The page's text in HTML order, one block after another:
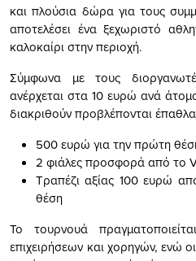
και πλούσια δώρα για τους
αποτελέσει ένα ξεχωριστό
καλοκαίρι στην περιοχή.
Σύμφωνα με τους
ανέρχεται στα 10 ευρώ ανά
διακριθούν προβλέπονται
500 ευρώ για την πρώτη
2 φιάλες προσφορά από το
Τραπέζι αξίας 100 ευρώ
θέση
Το τουρνουά
επιχειρήσεων και χορηγών, ενώ